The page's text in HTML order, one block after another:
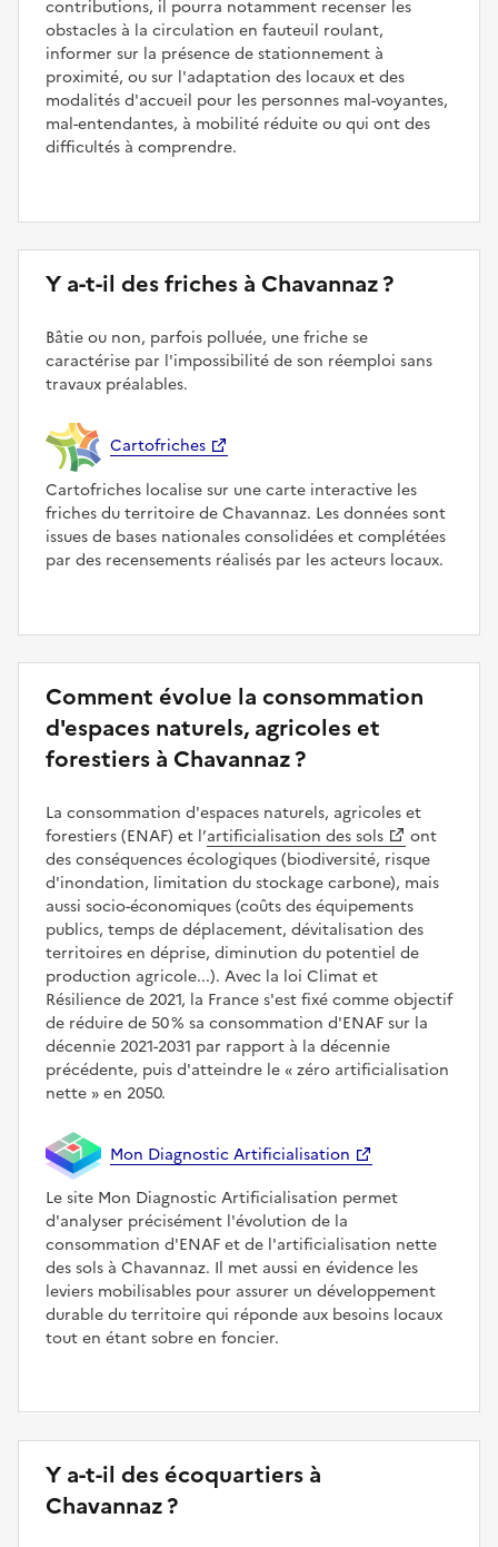
contributions, il pourra notamment recenser les
obstacles à la circulation en fauteuil roulant,
informer sur la présence de stationnement à
proximité, ou sur l'adaptation des locaux et des
modalités d'accueil pour les personnes mal-voyantes,
mal-entendantes, à mobilité réduite ou qui ont des
difficultés à comprendre.
Y a-t-il des friches à Chavannaz ?
Bâtie ou non, parfois polluée, une friche se
caractérise par l'impossibilité de son réemploi sans
travaux préalables.
Cartofriches
Cartofriches localise sur une carte interactive les
friches du territoire de Chavannaz. Les données sont
issues de bases nationales consolidées et complétées
par des recensements réalisés par les acteurs locaux.
Comment évolue la consommation
d'espaces naturels, agricoles et
forestiers à Chavannaz ?
La consommation d'espaces naturels, agricoles et
forestiers (ENAF) et l’artificialisation des sols
ont
des conséquences écologiques (biodiversité, risque
d'inondation, limitation du stockage carbone), mais
aussi socio-économiques (coûts des équipements
publics, temps de déplacement, dévitalisation des
territoires en déprise, diminution du potentiel de
production agricole...). Avec la loi Climat et
Résilience de 2021, la France s'est fixé comme objectif
de réduire de 50 % sa consommation d'ENAF sur la
décennie 2021-2031 par rapport à la décennie
précédente, puis d'atteindre le
zéro artificialisation
nette
en 2050.
Mon Diagnostic Artificialisation
Le site Mon Diagnostic Artificialisation permet
d'analyser précisément l'évolution de la
consommation d'ENAF et de l'artificialisation nette
des sols à Chavannaz. Il met aussi en évidence les
leviers mobilisables pour assurer un développement
durable du territoire qui réponde aux besoins locaux
tout en étant sobre en foncier.
Y a-t-il des écoquartiers à
Chavannaz ?